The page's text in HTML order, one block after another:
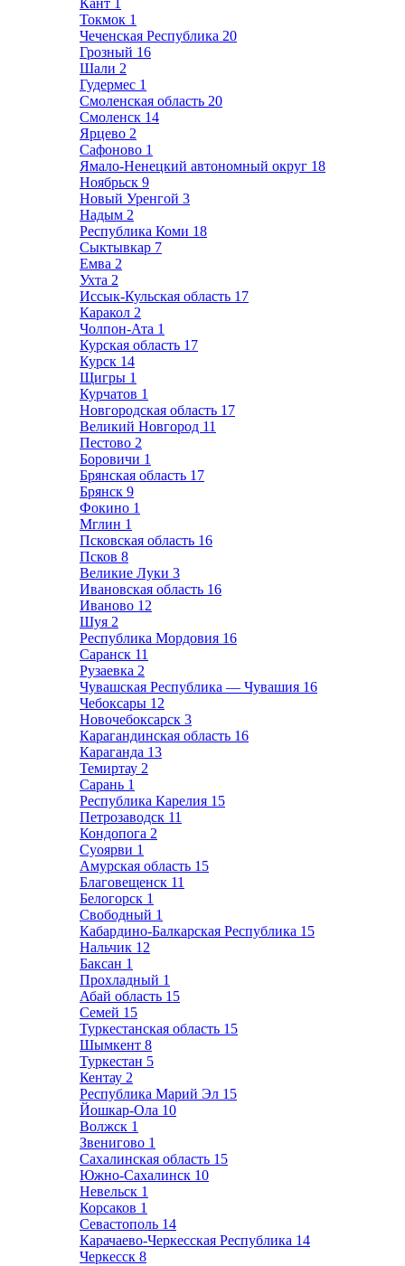
Кант 1
Токмок 1
Чеченская Республика 20
Грозный 16
Шали 2
Гудермес 1
Смоленская область 20
Смоленск 14
Ярцево 2
Сафоново 1
Ямало-Ненецкий автономный округ 18
Ноябрьск 9
Новый Уренгой 3
Надым 2
Республика Коми 18
Сыктывкар 7
Емва 2
Ухта 2
Иссык-Кульская область 17
Каракол 2
Чолпон-Ата 1
Курская область 17
Курск 14
Щигры 1
Курчатов 1
Новгородская область 17
Великий Новгород 11
Пестово 2
Боровичи 1
Брянская область 17
Брянск 9
Фокино 1
Мглин 1
Псковская область 16
Псков 8
Великие Луки 3
Ивановская область 16
Иваново 12
Шуя 2
Республика Мордовия 16
Саранск 11
Рузаевка 2
Чувашская Республика — Чувашия 16
Чебоксары 12
Новочебоксарск 3
Карагандинская область 16
Караганда 13
Темиртау 2
Сарань 1
Республика Карелия 15
Петрозаводск 11
Кондопога 2
Суоярви 1
Амурская область 15
Благовещенск 11
Белогорск 1
Свободный 1
Кабардино-Балкарская Республика 15
Нальчик 12
Баксан 1
Прохладный 1
Абай область 15
Семей 15
Туркестанская область 15
Шымкент 8
Туркестан 5
Кентау 2
Республика Марий Эл 15
Йошкар-Ола 10
Волжск 1
Звенигово 1
Сахалинская область 15
Южно-Сахалинск 10
Невельск 1
Корсаков 1
Севастополь 14
Карачаево-Черкесская Республика 14
Черкесск 8